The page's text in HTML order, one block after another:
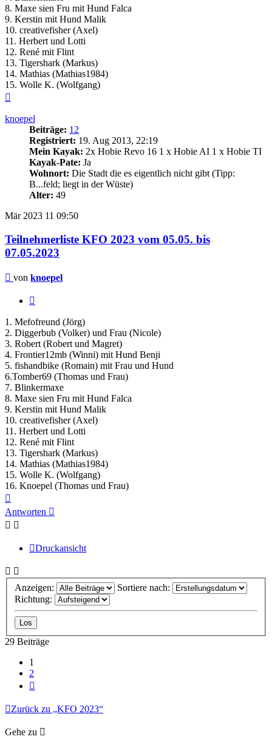
8. Maxe sien Fru mit Hund Falca
9. Kerstin mit Hund Malik
10. creativefisher (Axel)
11. Herbert und Lotti
12. René mit Flint
13. Tigershark (Markus)
14. Mathias (Mathias1984)
15. Wolle K. (Wolfgang)
knoepel
Beiträge: 12
Registriert: 19. Aug 2013, 22:19
Mein Kayak: 2x Hobie Revo 16 1 x Hobie AI 1 x Hobie TI
Kayak-Pate: Ja
Wohnort: Die Stadt die es eigentlich nicht gibt (Tipp:
B...feld; liegt in der Wüste)
Alter: 49
Mär 2023 11 09:50
Teilnehmerliste KFO 2023 vom 05.05. bis
07.05.2023
Beitrag
von knoepel
1. Mefofreund (Jörg)
2. Diggerbub (Volker) und Frau (Nicole)
3. Robert (Robert und Magret)
4. Frontier12mb (Winni) mit Hund Benji
5. fishandbike (Romain) mit Frau und Hund
6.Tomber69 (Thomas und Frau)
7. Blinkermaxe
8. Maxe sien Fru mit Hund Falca
9. Kerstin mit Hund Malik
10. creativefisher (Axel)
11. Herbert und Lotti
12. René mit Flint
13. Tigershark (Markus)
14. Mathias (Mathias1984)
15. Wolle K. (Wolfgang)
16. Knoepel (Thomas und Frau)
oben
Antworten
Druckansicht
Anzeigen:
Sortiere nach:
Richtung:
29 Beiträge
1
2
Zurück zu „KFO 2023“
Gehe zu